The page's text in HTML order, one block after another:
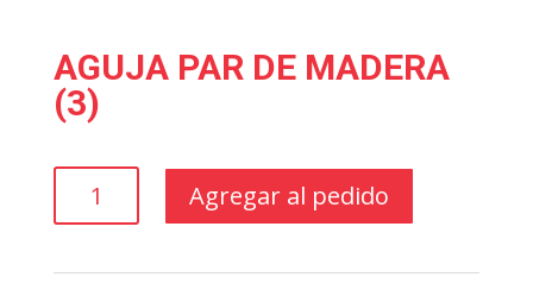
AGUJA PAR DE MADERA
(3)
Agregar al pedido